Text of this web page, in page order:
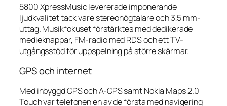
5800 XpressMusic levererade imponerande
ljudkvalitet tack vare stereohögtalare och 3,5 mm-
uttag. Musikfokuset förstärktes med dedikerade
medieknappar, FM-radio med RDS och ett TV-
utgångsstöd för uppspelning på större skärmar.
GPS och internet
Med inbyggd GPS och A-GPS samt Nokia Maps 2.0
Touch var telefonen en av de första med navigering